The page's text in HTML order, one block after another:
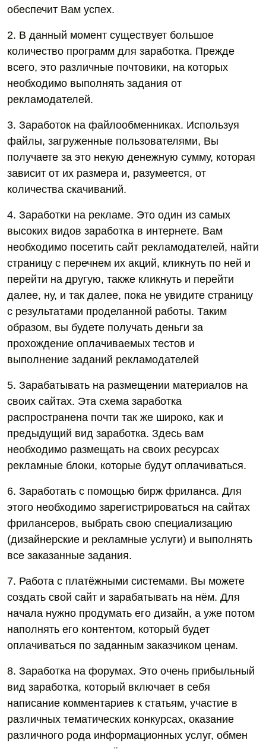
обеспечит Вам успех.
2. В данный момент существует большое
количество программ для заработка. Прежде
всего, это различные почтовики, на которых
необходимо выполнять задания от
рекламодателей.
3. Заработок на файлообменниках. Используя
файлы, загруженные пользователями, Вы
получаете за это некую денежную сумму, которая
зависит от их размера и, разумеется, от
количества скачиваний.
4. Заработки на рекламе. Это один из самых
высоких видов заработка в интернете. Вам
необходимо посетить сайт рекламодателей, найти
страницу с перечнем их акций, кликнуть по ней и
перейти на другую, также кликнуть и перейти
далее, ну, и так далее, пока не увидите страницу
с результатами проделанной работы. Таким
образом, вы будете получать деньги за
прохождение оплачиваемых тестов и
выполнение заданий рекламодателей
5. Зарабатывать на размещении материалов на
своих сайтах. Эта схема заработка
распространена почти так же широко, как и
предыдущий вид заработка. Здесь вам
необходимо размещать на своих ресурсах
рекламные блоки, которые будут оплачиваться.
6. Заработать с помощью бирж фриланса. Для
этого необходимо зарегистрироваться на сайтах
фрилансеров, выбрать свою специализацию
(дизайнерские и рекламные услуги) и выполнять
все заказанные задания.
7. Работа с платёжными системами. Вы можете
создать свой сайт и зарабатывать на нём. Для
начала нужно продумать его дизайн, а уже потом
наполнять его контентом, который будет
оплачиваться по заданным заказчиком ценам.
8. Заработка на форумах. Это очень прибыльный
вид заработка, который включает в себя
написание комментариев к статьям, участие в
различных тематических конкурсах, оказание
различного рода информационных услуг, обмен